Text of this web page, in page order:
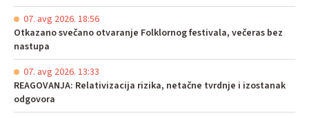
07. avg 2026. 18:56
Otkazano svečano otvaranje Folklornog festivala, večeras bez
nastupa
07. avg 2026. 13:33
REAGOVANJA: Relativizacija rizika, netačne tvrdnje i izostanak
odgovora